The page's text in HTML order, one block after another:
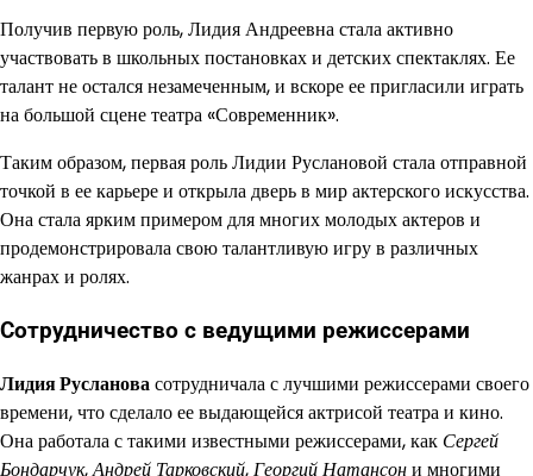
Получив первую роль, Лидия Андреевна стала активно
участвовать в школьных постановках и детских спектаклях. Ее
талант не остался незамеченным, и вскоре ее пригласили играть
на большой сцене театра «Современник».
Таким образом, первая роль Лидии Руслановой стала отправной
точкой в ее карьере и открыла дверь в мир актерского искусства.
Она стала ярким примером для многих молодых актеров и
продемонстрировала свою талантливую игру в различных
жанрах и ролях.
Сотрудничество с ведущими режиссерами
Лидия Руслановасотрудничала с лучшими режиссерами своего
времени, что сделало ее выдающейся актрисой театра и кино.
Она работала с такими известными режиссерами, как Сергей
Бондарчук,Андрей Тарковский,Георгий Натансони многими